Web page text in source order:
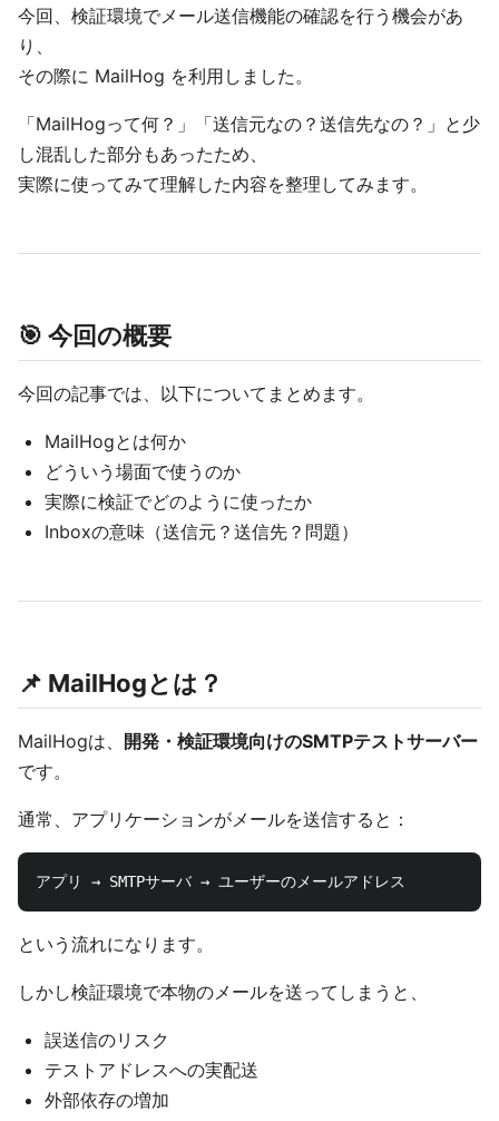
今回、検証環境でメール送信機能の確認を行う機会があ
り、
その際に MailHog を利用しました。
「MailHogって何？」「送信元なの？送信先なの？」と少
し混乱した部分もあったため、
実際に使ってみて理解した内容を整理してみます。
🎯 今回の概要
今回の記事では、以下についてまとめます。
MailHogとは何か
どういう場面で使うのか
実際に検証でどのように使ったか
Inboxの意味（送信元？送信先？問題）
📌 MailHogとは？
MailHogは、 開発・検証環境向けのSMTPテストサーバー
です。
通常、アプリケーションがメールを送信すると：
という流れになります。
しかし検証環境で本物のメールを送ってしまうと、
誤送信のリスク
テストアドレスへの実配送
外部依存の増加